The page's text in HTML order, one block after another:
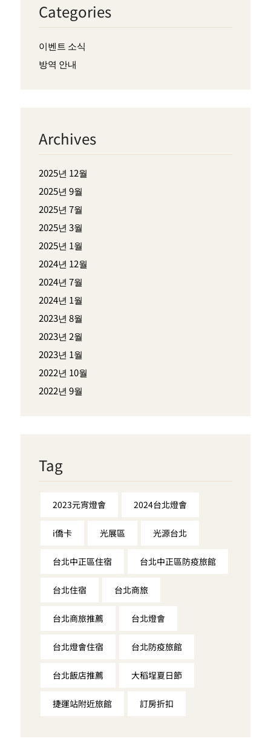
Categories
이벤트 소식
방역 안내
Archives
2025년 12월
2025년 9월
2025년 7월
2025년 3월
2025년 1월
2024년 12월
2024년 7월
2024년 1월
2023년 8월
2023년 2월
2023년 1월
2022년 10월
2022년 9월
Tag
2023元宵燈會 2024台北燈會
i僑卡 光展區 光源台北
台北中正區住宿 台北中正區防疫旅館
台北住宿 台北商旅
台北商旅推薦 台北燈會
台北燈會住宿 台北防疫旅館
台北飯店推薦 大稻埕夏日節
捷運站附近旅館 訂房折扣